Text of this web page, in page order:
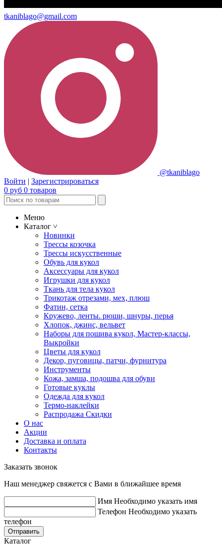
tkaniblago@gmail.com
@tkaniblago
Войти | Зарегистрироваться
0 руб 0 товаров
Меню
Каталог ˅
Новинки
Трессы козочка
Трессы искусственные
Обувь для кукол
Аксессуары для кукол
Игрушки для кукол
Ткань для тела кукол
Трикотаж отрезами, мех, плюш
Фатин, сетка
Кружево, ленты. рюши, шнуры, перья
Хлопок, джинс, вельвет
Наборы для пошива кукол, Мастер-классы,
Выкройки
Цветы для кукол
Декор, пуговицы, патчи, фурнитура
Инструменты
Кожа, замша, подошва для обуви
Готовые куклы
Одежда для кукол
Термо-наклейки
Распродажа Скидки
О нас
Акции
Доставка и оплата
Контакты
Заказать звонок
Наш менеджер свяжется с Вами в ближайшее время
Имя Необходимо указать имя
Телефон Необходимо указать
телефон
Отправить
Каталог